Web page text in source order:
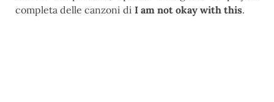
completa delle canzoni di I am not okay with this.